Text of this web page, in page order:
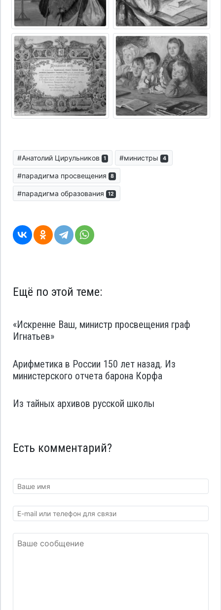
#Анатолий Цирульников 1 #министры 4
#парадигма просвещения 8
#парадигма образования 12
Ещё по этой теме:
«Искренне Ваш, министр просвещения граф
Игнатьев»
Арифметика в России 150 лет назад. Из
министерского отчета барона Корфа
Из тайных архивов русской школы
Есть комментарий?